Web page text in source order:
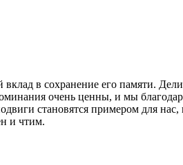
вклад в сохранение его памяти.
очень ценны, и мы
становятся примером для
и чтим.